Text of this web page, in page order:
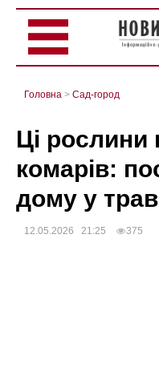
Головна > Сад-город
Ці рослини
комарів:
дому у
12.05.2026 21:25 375